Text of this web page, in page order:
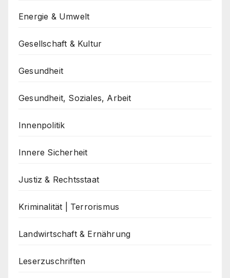
Energie & Umwelt
Gesellschaft & Kultur
Gesundheit
Gesundheit, Soziales, Arbeit
Innenpolitik
Innere Sicherheit
Justiz & Rechtsstaat
Kriminalität | Terrorismus
Landwirtschaft & Ernährung
Leserzuschriften